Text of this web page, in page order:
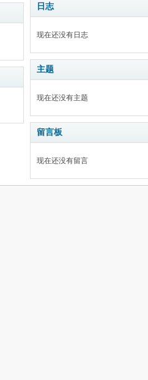
日志
现在还没有日志
主题
现在还没有主题
留言板
现在还没有留言